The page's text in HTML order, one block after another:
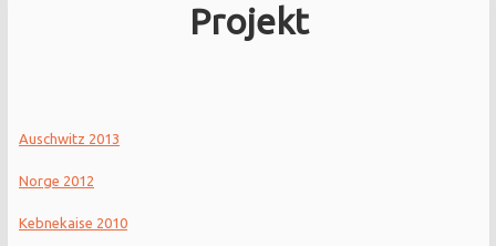
Projekt
Auschwitz 2013
Norge 2012
Kebnekaise 2010